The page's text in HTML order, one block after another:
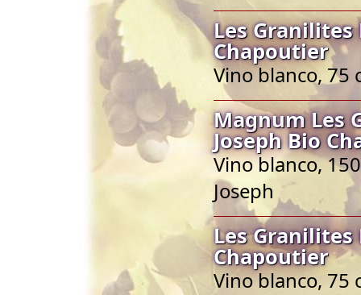
Les Granilites
Chapoutier
Vino blanco, 75
Magnum Les
Joseph Bio
Vino blanco,
Joseph
Les Granilites
Chapoutier
Vino blanco, 75